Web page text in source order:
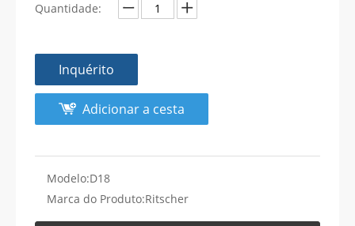
Quantidade:
Inquérito
Adicionar a cesta
Modelo:D18
Marca do Produto:Ritscher